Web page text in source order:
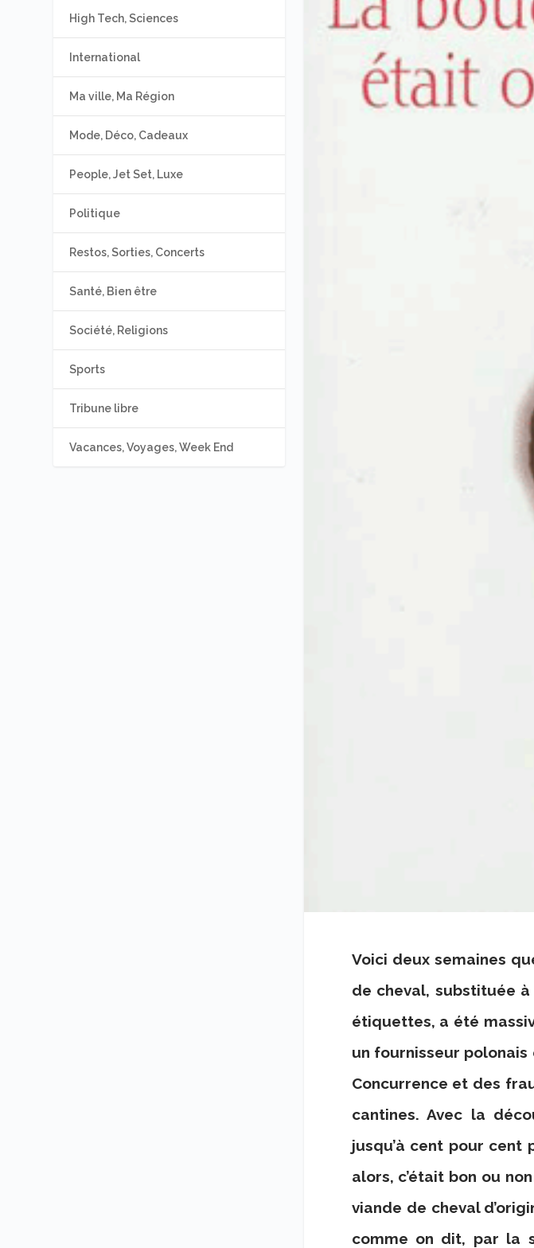
Voici deux semaines
de cheval, substituée
étiquettes, a été
un fournisseur
Concurrence et des
cantines. Avec la
jusqu’à cent pour cent
alors, c’était bon ou non
viande de cheval
comme on dit, par la
High Tech, Sciences
International
Ma ville, Ma Région
Mode, Déco, Cadeaux
People, Jet Set, Luxe
Politique
Restos, Sorties, Concerts
Santé, Bien être
Société, Religions
Sports
Tribune libre
Vacances, Voyages, Week End